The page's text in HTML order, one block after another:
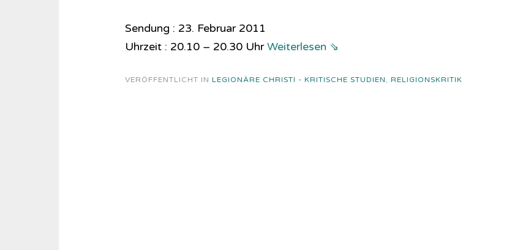
Sendung : 23. Februar 2011
Uhrzeit : 20.10 – 20.30 UhrWeiterlesen ⇘
VERÖFFENTLICHT IN LEGIONÄRE CHRISTI - KRITISCHE STUDIEN, RELIGIONSKRITIK